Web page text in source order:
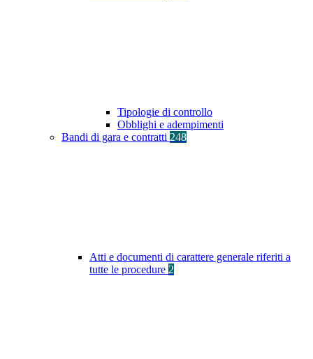
Tipologie di controllo
Obblighi e adempimenti
Bandi di gara e contratti 248
Atti e documenti di carattere generale riferiti a
tutte le procedure 2